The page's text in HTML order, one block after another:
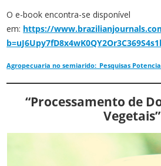
O e-book encontra-se disponível
em: https://
Agropecuaria no semiarido:_Pesquisas
“Processamento de
Vegetais”